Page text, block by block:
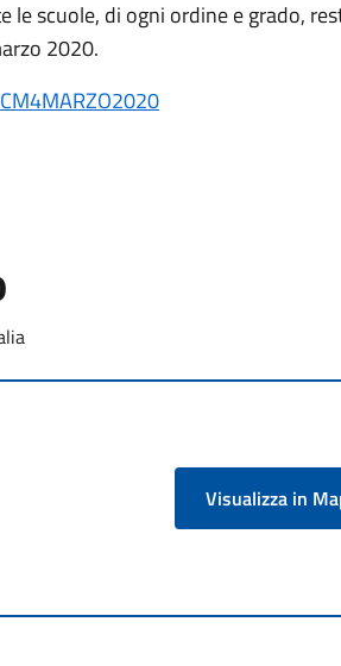
le scuole, di ogni ordine e grado,
2020.
Visualizza in